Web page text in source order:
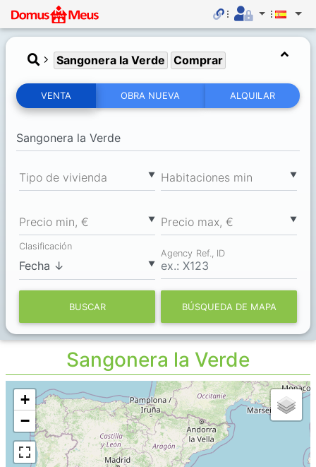
Sangonera la Verde Comprar
VENTA OBRA NUEVA ALQUILAR
▼
Tipo de vivienda ▼
Habitaciones min
▼
Precio min, € ▼
Precio max, €
▼
Clasificación
Agency Ref., ID
BUSCAR BÚSQUEDA DE MAPA
Sangonera la Verde
+
−